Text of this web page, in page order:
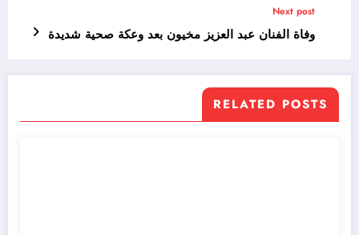
Next post
وفاة الفنان عبد العزيز مخيون بعد وعكة صحية شديدة
RELATED POSTS